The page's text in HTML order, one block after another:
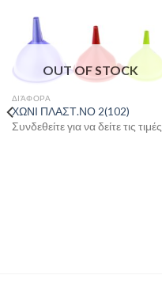
OUT OF STOCK
ΔΙΆΦΟΡΑ
ΧΩΝΙ ΠΛΑΣΤ.ΝΟ 2(102)
Συνδεθείτε για να δείτε τις τιμές